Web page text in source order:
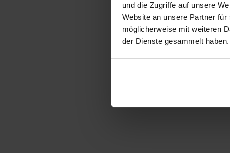
und die Zugriffe auf unsere
Website an unsere Partner
möglicherweise mit weiteren
der Dienste gesammelt haben.